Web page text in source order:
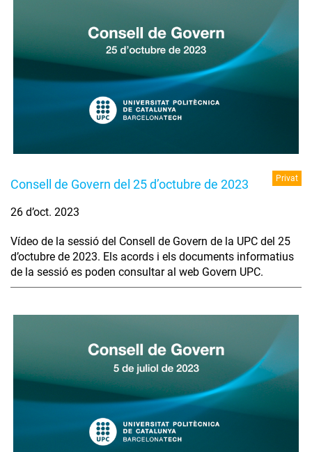
Consell de Govern del 25 d’octubre de 2023 Privat
26 d’oct. 2023
Vídeo de la sessió del Consell de Govern de la UPC del 25
d’octubre de 2023. Els acords i els documents informatius
de la sessió es poden consultar al web Govern UPC.